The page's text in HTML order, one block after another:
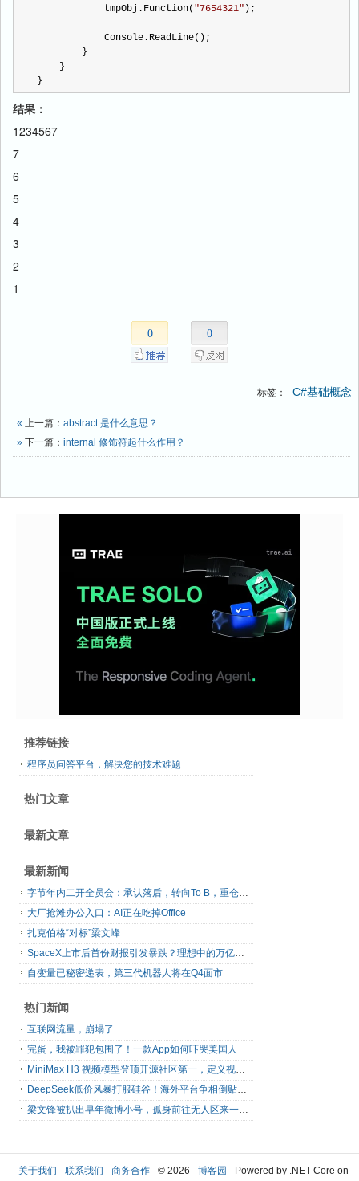
            tmpObj.Function(
"7654321" );
            Console.ReadLine();
        }
    }
}
结果：
1234567
7
6
5
4
3
2
1
0 0
标签： C#基础概念
« 上一篇： abstract 是什么意思？
» 下一篇： internal 修饰符起什么作用？
推荐链接
程序员问答平台，解决您的技术难题
热门文章
最新文章
最新新闻
字节年内二开全员会：承认落后，转向To B，重仓年轻人
大厂抢滩办公入口：AI正在吃掉Office
扎克伯格“对标”梁文峰
SpaceX上市后首份财报引发暴跌？理想中的万亿营收太空AI公司，正在靠地面AI云挣钱
自变量已秘密递表，第三代机器人将在Q4面市
热门新闻
互联网流量，崩塌了
完蛋，我被罪犯包围了！一款App如何吓哭美国人
MiniMax H3 视频模型登顶开源社区第一，定义视频模型领域“斩杀线”
DeepSeek低价风暴打服硅谷！海外平台争相倒贴V4 Flash
梁文锋被扒出早年微博小号，孤身前往无人区来一场相当 deep 的 seek 旅行
关于我们 联系我们 商务合作 © 2026 博客园
Powered by .NET Core on